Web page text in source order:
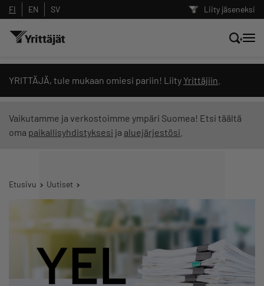
Liity jäseneksi
FI EN SV
YRITTÄJÄ, tule mukaan omiesi pariin! Liity Yrittäjiin
Vaikutamme ja verkostoimme ympäri Suomea! Etsi täältä
oma paikallisyhdistyksesi ja aluejärjestösi
Etusivu Uutiset
Hae sivustolta tai kysy suoraan
Yrittäjien tekoälyltä
Suodata hakutuloksia: näytä kaikki sisältö